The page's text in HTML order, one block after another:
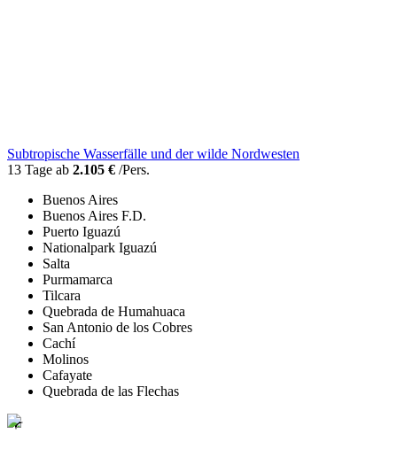
Subtropische Wasserfälle und der wilde Nordwesten
13 Tage ab 2.105 € /Pers.
Buenos Aires
Buenos Aires F.D.
Puerto Iguazú
Nationalpark Iguazú
Salta
Purmamarca
Tilcara
Quebrada de Humahuaca
San Antonio de los Cobres
Cachí
Molinos
Cafayate
Quebrada de las Flechas